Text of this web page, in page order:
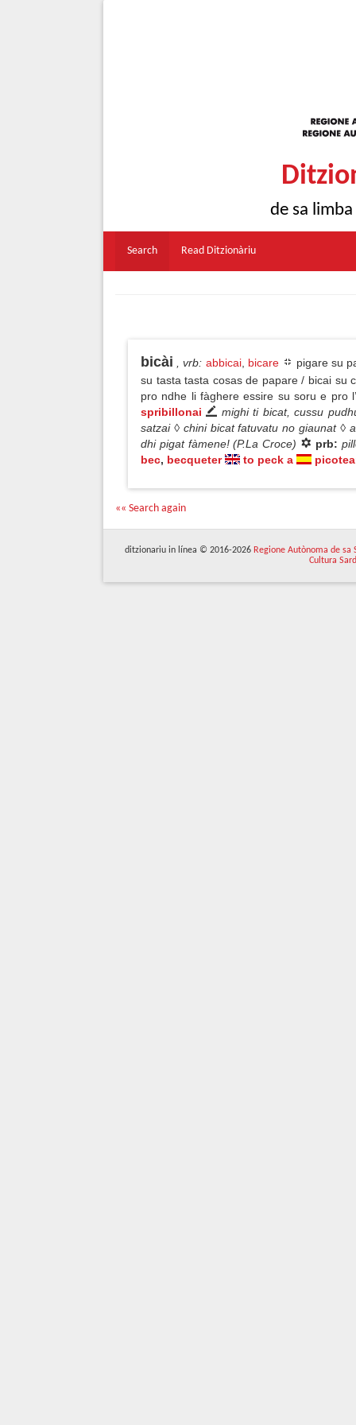
de sa
Search Read Ditzionàriu
bicài , vrb: abbicai, bicare
pigare su
su tasta tasta cosas de papare / bicai su
pro ndhe li fàghere essire su soru e pro
spribillonai
mighi ti bicat, cussu
satzai ◊ chini bicat fatuvatu no giaunat ◊
dhi pigat fàmene! (P.La Croce)
prb:
bec, becqueter to peck a
«« Search again
ditzionariu in línea © 2016-2026 Regione Autònoma de sa
Cultura